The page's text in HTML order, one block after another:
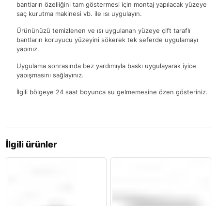
bantların özelliğini tam göstermesi için montaj yapılacak yüzeye
saç kurutma makinesi vb. ile ısı uygulayın.
Ürününüzü temizlenen ve ısı uygulanan yüzeye çift taraflı
bantların koruyucu yüzeyini sökerek tek seferde uygulamayı
yapınız.
Uygulama sonrasında bez yardımıyla baskı uygulayarak iyice
yapışmasını sağlayınız.
İlgili bölgeye 24 saat boyunca su gelmemesine özen gösteriniz.
İlgili ürünler